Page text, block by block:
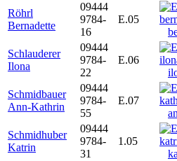
Röhrl
Bernadette
09444
9784-
16
E.05
Schlauderer
Ilona
09444
9784-
22
E.06
Schmidbauer
Ann-Kathrin
09444
9784-
55
E.07
Schmidhuber
Katrin
09444
9784-
31
1.05